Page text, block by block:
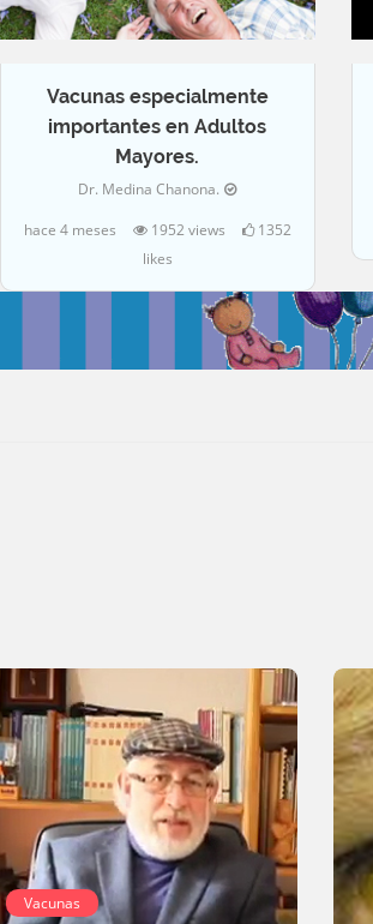
Vacunas especialmente
importantes en Adultos
Mayores.
Dr. Medina Chanona.
hace 4 meses
1952 views
1352
likes
Vacunas